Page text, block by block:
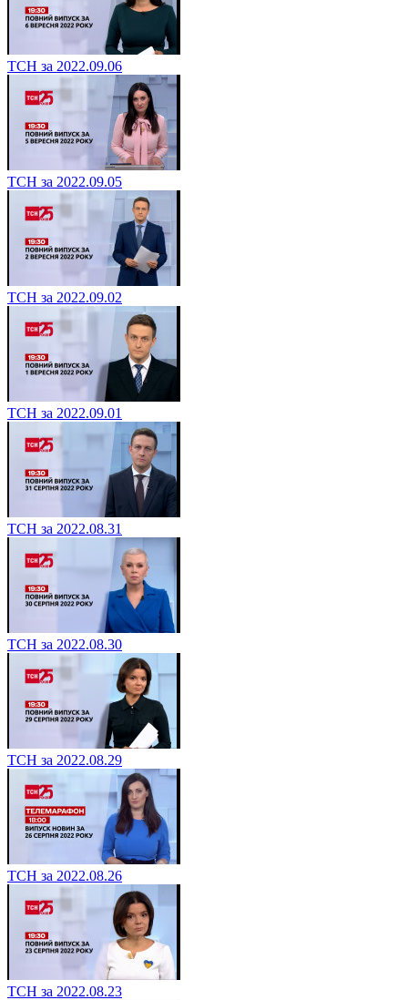
ТСН за 2022.09.06
ТСН за 2022.09.05
ТСН за 2022.09.02
ТСН за 2022.09.01
ТСН за 2022.08.31
ТСН за 2022.08.30
ТСН за 2022.08.29
ТСН за 2022.08.26
ТСН за 2022.08.23